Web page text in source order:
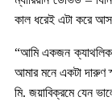
কাল ধরেই এটা করে
“আমি একজন ক্যাথলিক
আমার মনে একটা দারুণ
মি. জয়াবিক্রমে যেন